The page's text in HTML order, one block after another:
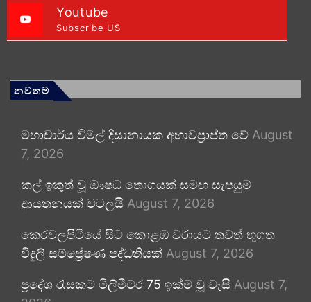
Youtube
Subscribe US
නවතම
මහාචාර්ය විමල් දිසානායක අභාවප්‍රාප්ත වේ August
7, 2026
කල් ඉකුත් වූ ඖෂධ තොගයක් සමඟ සැපයුම්
ආයතනයක් වටලයි August 7, 2026
කෙරවලපිටියේ සිට කොළඹ වරායට තවත් භූගත
විදුලි සම්ප්‍රේෂණ පද්ධතියක් August 7, 2026
ප්‍රදේශ රැසකට මිලිමීටර 75 ඉක්ම වූ වැසි August 7,